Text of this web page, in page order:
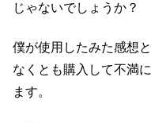
じゃないでしょうか？
僕が使用したみた感想
なくとも購入して不満
ます。